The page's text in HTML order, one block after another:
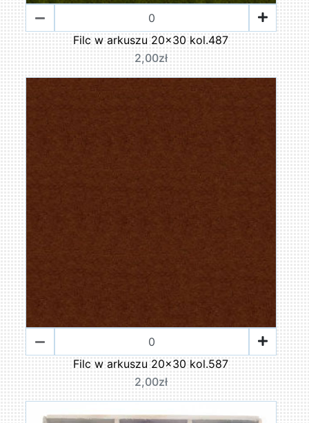
Filc w arkuszu 20x30 kol.487
2,00zł
Filc w arkuszu 20x30 kol.587
2,00zł